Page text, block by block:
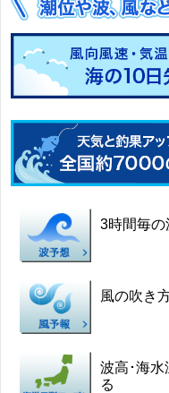
3時間毎
風の吹き
波高･海水
る